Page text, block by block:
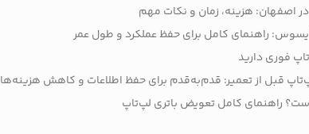
اصفهان: هزینه، زمان و نکات مهم
راهنمای کامل برای حفظ عملکرد و طول عمر
قبل از تعمیر: قدم‌به‌قدم برای حفظ اطلاعات و کاهش هزینه‌ها
راهنمای کامل تعویض باتری لپ‌تاپ